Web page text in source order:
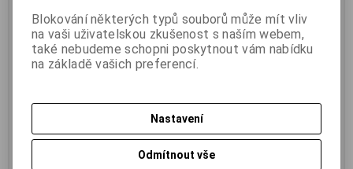
6 485 Kč 2 533 Kč
2 093 Kč (bez DPH:)
Blokování některých typů souborů může mít vliv
na vaši uživatelskou zkušenost s naším webem,
také nebudeme schopni poskytnout vám nabídku
na základě vašich preferencí.
Nastavení
Odmítnout vše